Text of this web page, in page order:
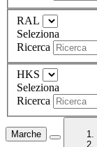
RAL
Seleziona
Ricerca
HKS
Seleziona
Ricerca
Marche